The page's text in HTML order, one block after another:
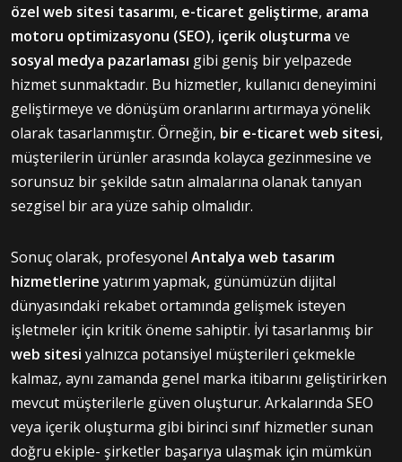
özel web sitesi tasarımı, e-ticaret geliştirme, arama
motoru optimizasyonu (SEO), içerik oluşturma ve
sosyal medya pazarlaması gibi geniş bir yelpazede
hizmet sunmaktadır. Bu hizmetler, kullanıcı deneyimini
geliştirmeye ve dönüşüm oranlarını artırmaya yönelik
olarak tasarlanmıştır. Örneğin, bir e-ticaret web sitesi,
müşterilerin ürünler arasında kolayca gezinmesine ve
sorunsuz bir şekilde satın almalarına olanak tanıyan
sezgisel bir ara yüze sahip olmalıdır.
Sonuç olarak, profesyonel Antalya web tasarım
hizmetlerine yatırım yapmak, günümüzün dijital
dünyasındaki rekabet ortamında gelişmek isteyen
işletmeler için kritik öneme sahiptir. İyi tasarlanmış bir
web sitesi yalnızca potansiyel müşterileri çekmekle
kalmaz, aynı zamanda genel marka itibarını geliştirirken
mevcut müşterilerle güven oluşturur. Arkalarında SEO
veya içerik oluşturma gibi birinci sınıf hizmetler sunan
doğru ekiple- şirketler başarıya ulaşmak için mümkün